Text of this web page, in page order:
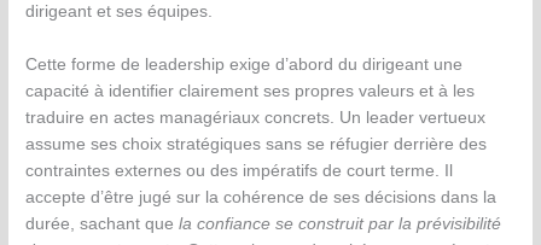
dirigeant et ses équipes.
Cette forme de leadership exige d’abord du dirigeant une
capacité à identifier clairement ses propres valeurs et à les
traduire en actes managériaux concrets. Un leader vertueux
assume ses choix stratégiques sans se réfugier derrière des
contraintes externes ou des impératifs de court terme. Il
accepte d’être jugé sur la cohérence de ses décisions dans la
durée, sachant quela confiance se construit par la prévisibilité